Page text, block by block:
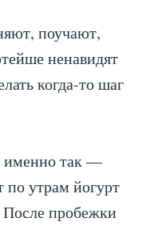
поучают,
ненавидят
когда-то шаг
именно так —
по утрам йогурт
пробежки